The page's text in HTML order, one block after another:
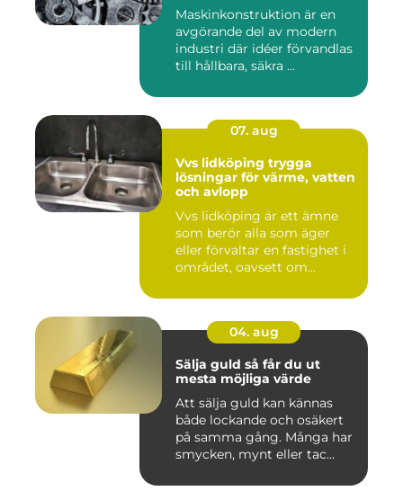
Maskinkonstruktion är en
avgörande del av modern
industri där idéer förvandlas
till hållbara, säkra ...
07. aug
Vvs lidköping trygga
lösningar för värme, vatten
och avlopp
Vvs lidköping är ett ämne
som berör alla som äger
eller förvaltar en fastighet i
området, oavsett om...
04. aug
Sälja guld så får du ut
mesta möjliga värde
Att sälja guld kan kännas
både lockande och osäkert
på samma gång. Många har
smycken, mynt eller tac...